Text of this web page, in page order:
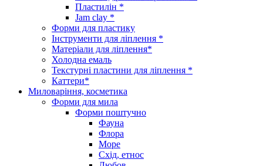
Пластилін *
Jam clay *
Форми для пластику
Інструменти для ліплення *
Матеріали для ліплення*
Холодна емаль
Текстурні пластини для ліплення *
Каттери*
Миловаріння, косметика
Форми для мила
Форми поштучно
Фауна
Флора
Море
Схід, етнос